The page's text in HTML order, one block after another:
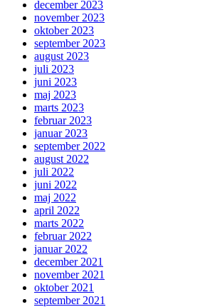
december 2023
november 2023
oktober 2023
september 2023
august 2023
juli 2023
juni 2023
maj 2023
marts 2023
februar 2023
januar 2023
september 2022
august 2022
juli 2022
juni 2022
maj 2022
april 2022
marts 2022
februar 2022
januar 2022
december 2021
november 2021
oktober 2021
september 2021